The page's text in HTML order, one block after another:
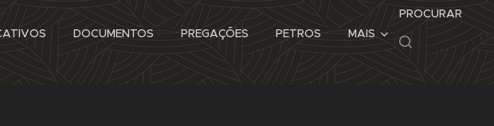
DOCUMENTOS PREGAÇÕES PETROS MAIS
PROCURAR